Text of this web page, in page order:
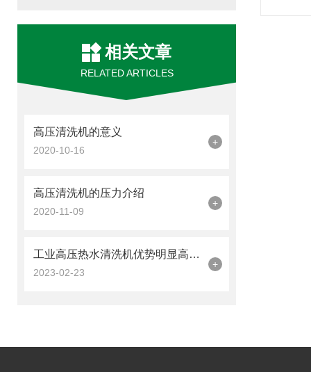
相关文章
RELATED ARTICLES
高压清洗机的意义
2020-10-16
+
高压清洗机的压力介绍
2020-11-09
+
工业高压热水清洗机优势明显高于传统的人工清洁
2023-02-23
+